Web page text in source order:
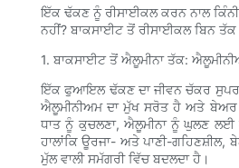
ਇੱਕ ਢੱਕਣ ਨੂੰ ਰੀਸਾਈਕਲ ਕਰਨ ਨਾਲ
ਨਹੀਂ? ਬਾਕਸਾਈਟ ਤੋਂ ਰੀਸਾਈਕਲ ਬਿਨ
1. ਬਾਕਸਾਈਟ ਤੋਂ ਐਲੂਮੀਨਾ ਤੱਕ:
ਇੱਕ ਫੁਆਇਲ ਢੱਕਣ ਦਾ ਜੀਵਨ ਚੱਕਰ
ਐਲੂਮੀਨੀਅਮ ਦਾ ਮੁੱਖ ਸਰੋਤ ਹੈ ਅਤੇ ਬੇਅਰ
ਧਾਤ ਨੂੰ ਕੁਚਲਣਾ, ਐਲੂਮੀਨਾ ਨੂੰ ਘੁਲਣ ਲਈ
ਹਾਲਾਂਕਿ ਊਰਜਾ- ਅਤੇ ਪਾਣੀ-
ਮੁੱਲ ਵਾਲੀ ਸਮੱਗਰੀ ਵਿੱਚ ਬਦਲਦਾ ਹੈ।